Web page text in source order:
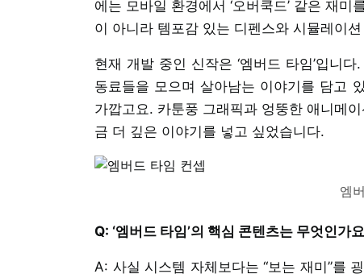
에는 모바일 환경에서 ‘오버쿡드’ 같은 재
이 아니라 템포감 있는 디펜스와 시뮬레이
현재 개발 중인 신작은 ‘엠버드 타임’입니
동료들을 모으며 살아남는 이야기를 담고
가깝고요. 카툰풍 그래픽과 엉뚱한 애니메
금 더 깊은 이야기를 넣고 싶었습니다.
엠
Q: ‘엠버드 타임’의 핵심 콘텐츠는 무엇인가
A: 사실 시스템 자체보다는 “보는 재미”를